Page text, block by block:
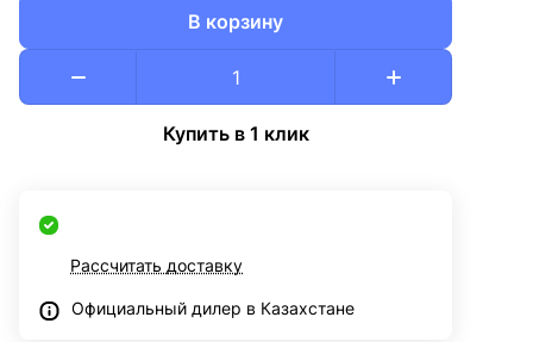
В корзину
Купить в 1 клик
Рассчитать доставку
Официальный дилер в Казахстане